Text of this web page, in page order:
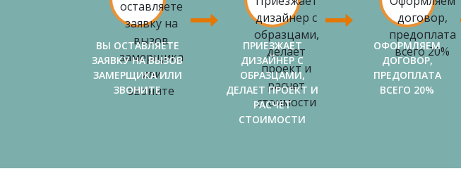
ВЫ ОСТАВЛЯЕТЕ
ЗАЯВКУ НА ВЫЗОВ
ЗАМЕРЩИКА ИЛИ
ЗВОНИТЕ
ПРИЕЗЖАЕТ
ДИЗАЙНЕР С
ОБРАЗЦАМИ,
ДЕЛАЕТ ПРОЕКТ И
РАСЧЕТ
СТОИМОСТИ
ОФОРМЛЯЕМ
ДОГОВОР,
ПРЕДОПЛАТА
ВСЕГО 20%